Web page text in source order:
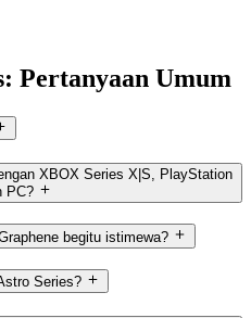
Pertanyaan Umum
XBOX Series X|S, PlayStation
PC?
begitu istimewa?
Series?